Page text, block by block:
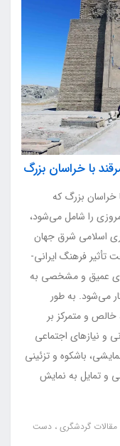
با خراسان بزرگ
خراسان بزرگ که
را شامل می‌شود،
اسلامی شرق جهان
تأثیر فرهنگ ایرانی-
عمیق و مشخصی به
می‌شود. به طور
و متمرکز بر
و نیازهای اجتماعی
باشکوه و تزئینی
و تمایل به نمایش
مقالات گردشگری دست